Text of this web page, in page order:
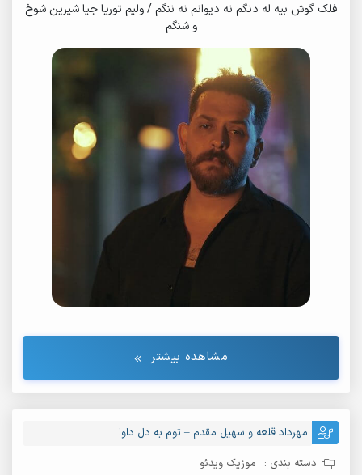
فلک گوش بیه له دنگم نه دیوانم نه ننگم / ولیم توریا جیا شیرین شوخ
و شنگم
مشاهده بیشتر
مهرداد قلعه و سهیل مقدم – توم به دل داوا
دسته بندی : موزیک ویدئو